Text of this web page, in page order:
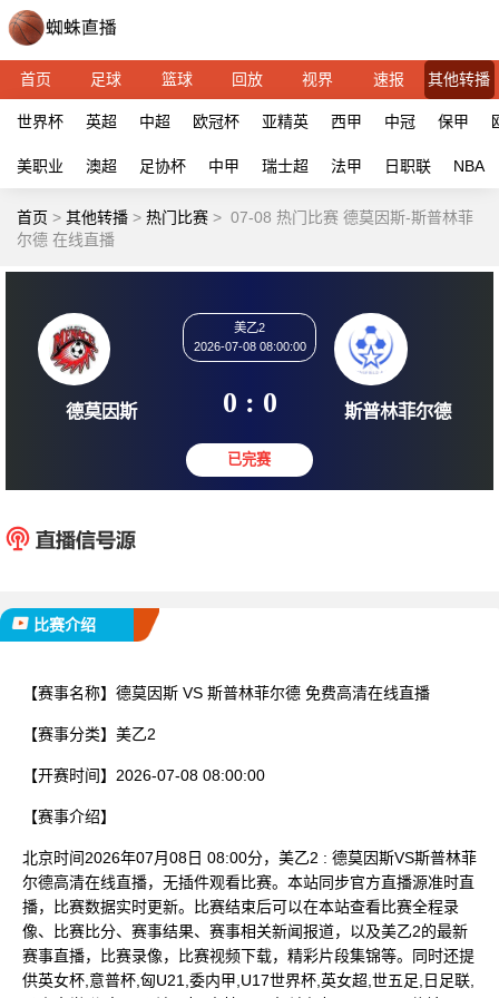
首页 足球 篮球 回放 视界 速报 其他转播
世界杯 英超 中超 欧冠杯 亚精英 西甲 中冠 保甲
美职业 澳超 足协杯 中甲 瑞士超 法甲 日职联 NBA
首页 > 其他转播 > 热门比赛 > 07-08 热门比赛 德莫因斯-斯普林菲
尔德 在线直播
2026-07-08 08:00:00
0 : 0
比赛介绍
【赛事名称】 德莫因斯 VS 斯普林菲尔德 免费高清在线直播
【赛事分类】 美乙2
【开赛时间】 2026-07-08 08:00:00
【赛事介绍】
北京时间2026年07月08日 08:00分，美乙2 : 德莫因斯VS斯普林菲
尔德高清在线直播，无插件观看比赛。本站同步官方直播源准时直
播，比赛数据实时更新。比赛结束后可以在本站查看比赛全程录
像、比赛比分、赛事结果、赛事相关新闻报道，以及美乙2的最新
赛事直播，比赛录像，比赛视频下载，精彩片段集锦等。同时还提
供英女杯,意普杯,匈U21,委内甲,U17世界杯,英女超,世五足,日足联,